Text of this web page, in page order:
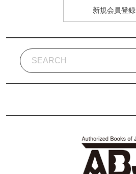
新規会員登録